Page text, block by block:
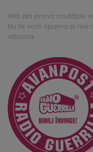
Află din prima noutățile
Nu te vom spama și
altcuiva.